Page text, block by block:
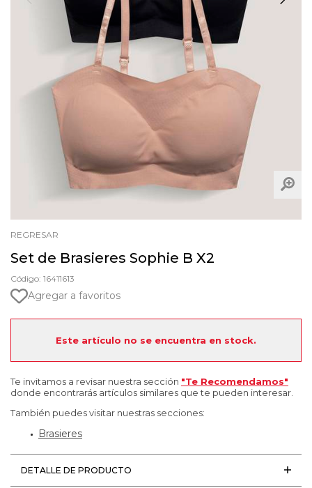
REGRESAR
Set de Brasieres Sophie B X2
Código: 16411613
Agregar a favoritos
Este artículo no se encuentra en stock.
Te invitamos a revisar nuestra sección "Te Recomendamos"
donde encontrarás artículos similares que te pueden interesar.
También puedes visitar nuestras secciones:
Brasieres
DETALLE DE PRODUCTO